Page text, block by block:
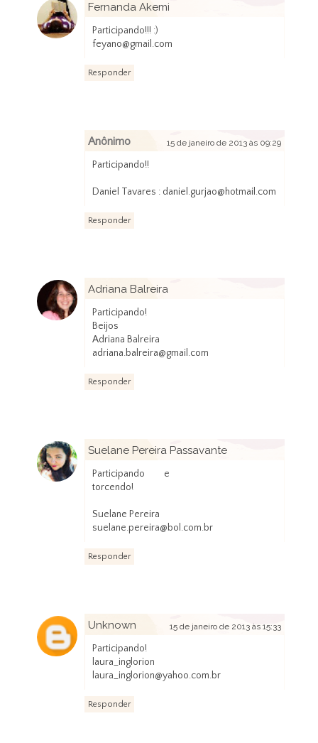
Fernanda Akemi
Participando!!! :)
feyano@gmail.com
Responder
Anônimo 15 de janeiro de 2013 às 09:29
Participando!!
Daniel Tavares : daniel.gurjao@hotmail.com
Responder
Adriana Balreira
Participando!
Beijos
Adriana Balreira
adriana.balreira@gmail.com
Responder
Suelane Pereira Passavante
Participando e
torcendo!
Suelane Pereira
suelane.pereira@bol.com.br
Responder
Unknown 15 de janeiro de 2013 às 15:33
Participando!
laura_inglorion
laura_inglorion@yahoo.com.br
Responder